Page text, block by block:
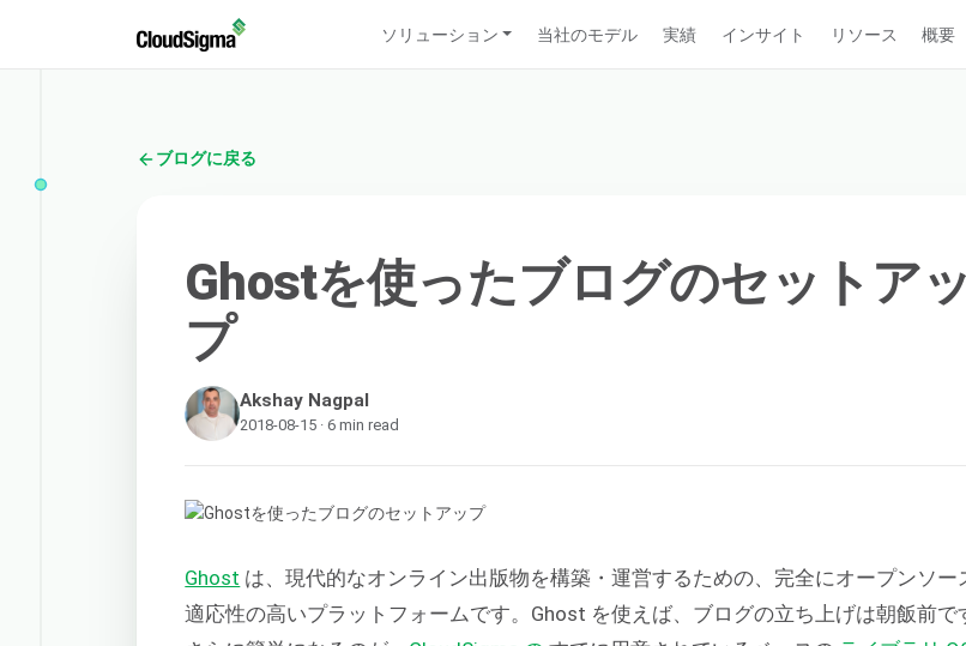
ソリューション 当社のモデル 実績 インサイト リソース 概要
ブログに戻る
Ghostを使ったブログのセットアッ
プ
Akshay Nagpal
2018-08-15 · 6 min read
Ghost は、現代的なオンライン出版物を構築・運営するための、完全にオープンソー
適応性の高いプラットフォームです。Ghost を使えば、ブログの立ち上げは朝飯前で